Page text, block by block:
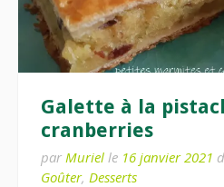
Galette à la
cranberries
par Muriel le 16 janvier 2021
Goûter, Desserts